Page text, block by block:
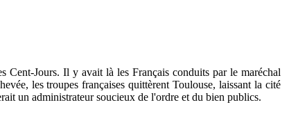
Cent-Jours. Il y avait là les Français conduits par le maréchal
les troupes françaises quittèrent Toulouse, laissant la cité
un administrateur soucieux de l'ordre et du bien publics.